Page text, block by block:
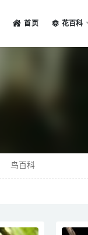
首页 花百科
鸟百科